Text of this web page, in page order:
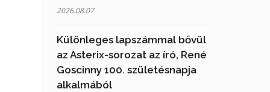
2026.08.07
Különleges lapszámmal bővül
az Asterix-sorozat az író, René
Goscinny 100. születésnapja
alkalmából